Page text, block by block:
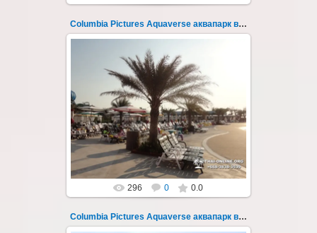
Columbia Pictures Aquaverse аквапарк в Паттайе 28
23.10.2022
Columbia Pictures Aquaverse - новый
тематический аквапарк в Паттайе.
Открыт в октябре 2022 после
модернизации и смены...
Thai-Online
296 0 0.0
Columbia Pictures Aquaverse аквапарк в Паттайе 29